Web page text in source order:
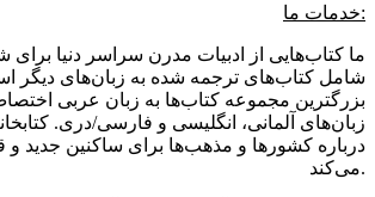
خدمات ما:
ما کتاب‌هایی از ادبیات مدرن سراسر دنیا برای
شامل کتاب‌های ترجمه شده به زبان‌های دیگر
بزرگترین مجموعه کتاب‌ها به زبان عربی
زبان‌های آلمانی، انگلیسی و فارسی/دری.
درباره کشورها و مذهب‌ها برای ساکنین جدید و
می‌کند.